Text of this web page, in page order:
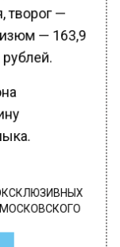
творог —
изюм — 163,9